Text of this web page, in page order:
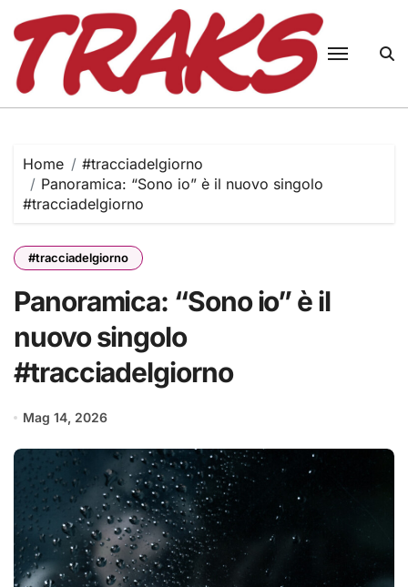
content
Home
#tracciadelgiorno
Panoramica: “Sono io” è il nuovo singolo
#tracciadelgiorno
#tracciadelgiorno
Panoramica: “Sono io” è il
nuovo singolo
#tracciadelgiorno
Mag 14, 2026